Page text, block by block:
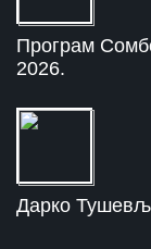
Програм
2026.
Дарко